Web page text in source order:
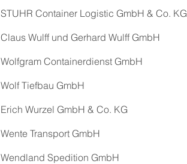
STUHR Container Logistic GmbH & Co. KG
Claus Wulff und Gerhard Wulff GmbH
Wolfgram Containerdienst GmbH
Wolf Tiefbau GmbH
Erich Wurzel GmbH & Co. KG
Wente Transport GmbH
Wendland Spedition GmbH